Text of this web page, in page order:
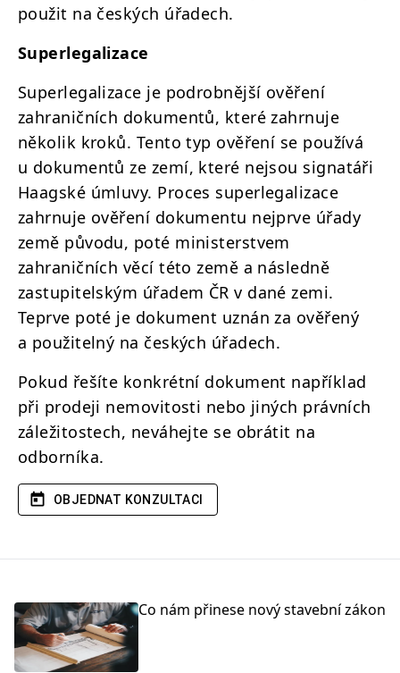
použit na českých úřadech.
Superlegalizace
Superlegalizace je podrobnější ověření
zahraničních dokumentů, které zahrnuje
několik kroků. Tento typ ověření se používá
u dokumentů ze zemí, které nejsou signatáři
Haagské úmluvy. Proces superlegalizace
zahrnuje ověření dokumentu nejprve úřady
země původu, poté ministerstvem
zahraničních věcí této země a následně
zastupitelským úřadem ČR v dané zemi.
Teprve poté je dokument uznán za ověřený
a použitelný na českých úřadech.
Pokud řešíte konkrétní dokument například
při prodeji nemovitosti nebo jiných právních
záležitostech, neváhejte se obrátit na
odborníka.
OBJEDNAT KONZULTACI
Co nám přinese nový stavební zákon